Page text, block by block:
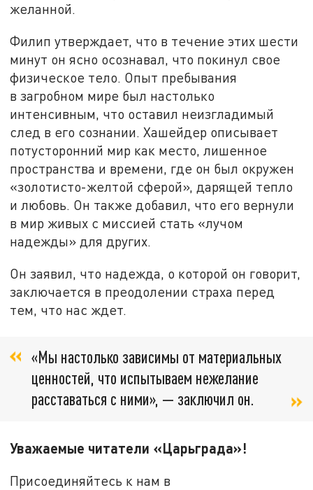
желанной.
Филип утверждает, что в течение этих шести
минут он ясно осознавал, что покинул свое
физическое тело. Опыт пребывания
в загробном мире был настолько
интенсивным, что оставил неизгладимый
след в его сознании. Хашейдер описывает
потусторонний мир как место, лишенное
пространства и времени, где он был окружен
«золотисто-желтой сферой», дарящей тепло
и любовь. Он также добавил, что его вернули
в мир живых с миссией стать «лучом
надежды» для других.
Он заявил, что надежда, о которой он говорит,
заключается в преодолении страха перед
тем, что нас ждет.
«Мы настолько зависимы от материальных
ценностей, что испытываем нежелание
расставаться с ними», — заключил он.
Уважаемые читатели «Царьграда»!
Присоединяйтесь к нам в